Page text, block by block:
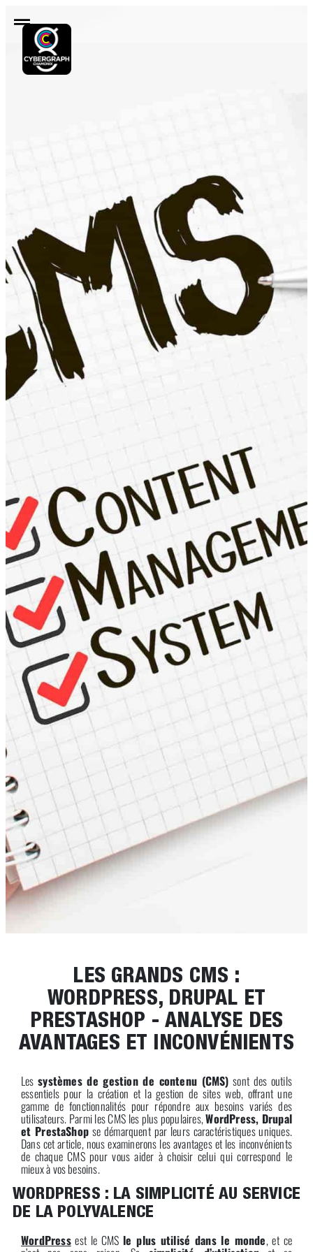
LES GRANDS CMS :
WORDPRESS, DRUPAL ET
PRESTASHOP - ANALYSE DES
AVANTAGES ET INCONVÉNIENTS
Lessystèmes de gestion de contenu (CMS) sont des outils
essentiels pour la création et la gestion de sites web, offrant une
gamme de fonctionnalités pour répondre aux besoins variés des
utilisateurs. Parmi les CMS les plus populaires,WordPress, Drupal
et PrestaShop se démarquent par leurs caractéristiques uniques.
Dans cet article, nous examinerons les avantages et les inconvénients
de chaque CMS pour vous aider à choisir celui qui correspond le
mieux à vos besoins.
WORDPRESS : LA SIMPLICITÉ AU SERVICE
DE LA POLYVALENCE
WordPressest le CMS le plus utilisé dans le monde, et ce